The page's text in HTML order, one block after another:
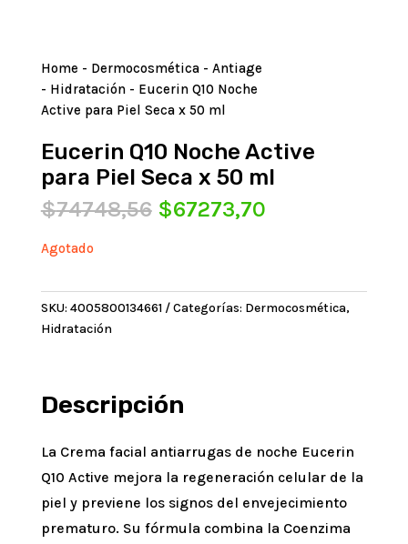
Home - Dermocosmética- Antiage
- Hidratación- Eucerin Q10 Noche
Active para Piel Seca x 50 ml
Eucerin Q10 Noche Active
para Piel Seca x 50 ml
$74748,56 El
$74748,56.
$67273,70El
$67273,70.
Agotado
SKU: 4005800134661 Categorías: Dermocosmética,
Hidratación
Descripción
La Crema facial antiarrugas de noche Eucerin
Q10 Active mejora la regeneración celular de la
piel y previene los signos del envejecimiento
prematuro. Su fórmula combina la Coenzima